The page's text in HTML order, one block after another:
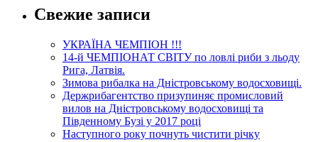
Свежие записи
УКРАЇНА ЧЕМПІОН !!!
14-й ЧЕМПІОНАТ СВІТУ по ловлі риби з льоду
Рига, Латвія.
Зимова рибалка на Дністровському водосховищі.
Держрибагентство призупиняє промисловий
вилов на Дністровському водосховищі та
Південному Бузі у 2017 році
Наступного року почнуть чистити річку